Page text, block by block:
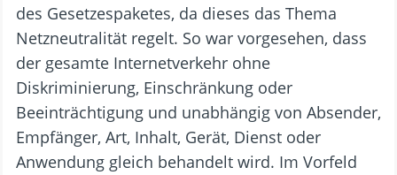
des Gesetzespaketes, da dieses das Thema
Netzneutralität regelt. So war vorgesehen, dass
der gesamte Internetverkehr ohne
Diskriminierung, Einschränkung oder
Beeinträchtigung und unabhängig von Absender,
Empfänger, Art, Inhalt, Gerät, Dienst oder
Anwendung gleich behandelt wird. Im Vorfeld